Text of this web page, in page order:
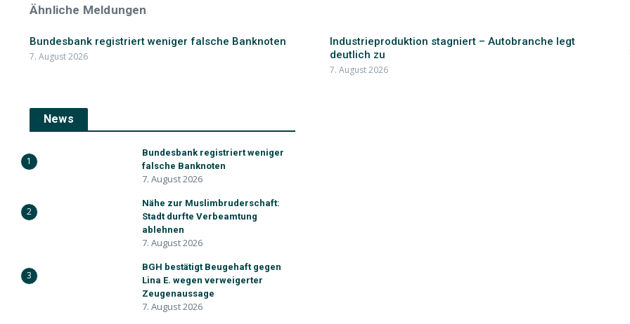
Ähnliche Meldungen
Bundesbank registriert weniger falsche Banknoten
7. August 2026
Industrieproduktion stagniert – Autobranche legt
deutlich zu
7. August 2026
News
1
Bundesbank registriert weniger
falsche Banknoten
7. August 2026
2
Nähe zur Muslimbruderschaft:
Stadt durfte Verbeamtung
ablehnen
7. August 2026
3
BGH bestätigt Beugehaft gegen
Lina E. wegen verweigerter
Zeugenaussage
7. August 2026